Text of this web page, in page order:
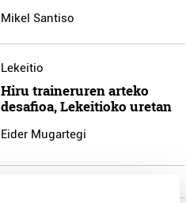
Mikel Santiso
Lekeitio
Hiru traineruren arteko
desafioa, Lekeitioko uretan
Eider Mugartegi